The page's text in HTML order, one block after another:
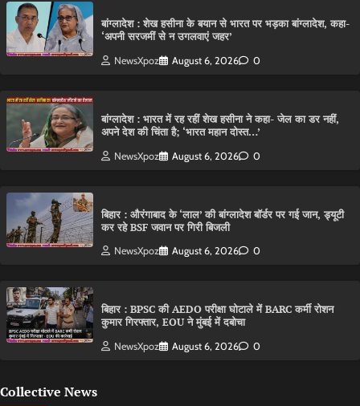
बांग्लादेश : शेख हसीना के बयान से भारत पर भड़का बांग्लादेश, कहा-
‘अपनी सरजमीं से न उगलवाएं जहर’
NewsXpoz August 6, 2026 0
बांग्लादेश : भारत में रह रहीं शेख हसीना ने कहा- जेल का डर नहीं,
अपने देश की चिंता है; ‘भारत महान दोस्त…’
NewsXpoz August 6, 2026 0
बिहार : औरंगाबाद के ‘लाल’ की बांग्लादेश बॉर्डर पर गई जान, ड्यूटी
कर रहे BSF जवान पर गिरी बिजली
NewsXpoz August 6, 2026 0
बिहार : BPSC की AEDO परीक्षा घोटाले में BARC कर्मी रोशन
कुमार गिरफ्तार, EOU ने मुंबई में दबोचा
NewsXpoz August 6, 2026 0
Collective News